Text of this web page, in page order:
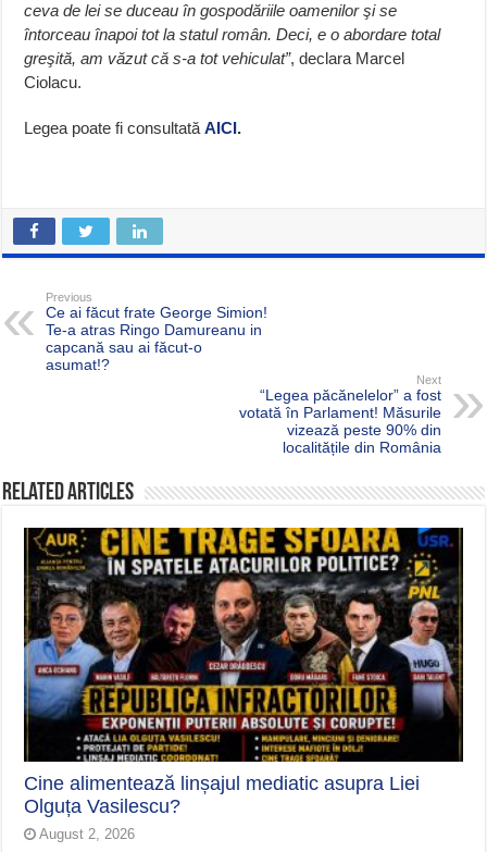
ceva de lei se duceau în gospodăriile oamenilor şi se
întorceau înapoi tot la statul român. Deci, e o abordare total
greşită, am văzut că s-a tot vehiculat”, declara Marcel
Ciolacu.
Legea poate fi consultatăAICI.
Previous
Ce ai făcut frate George Simion!
Te-a atras Ringo Damureanu in
capcană sau ai făcut-o
asumat!?
Next
“Legea păcănelelor” a fost
votată în Parlament! Măsurile
vizează peste 90% din
localitățile din România
Related Articles
Cine alimentează linșajul mediatic asupra Liei
Olguța Vasilescu?
August 2, 2026